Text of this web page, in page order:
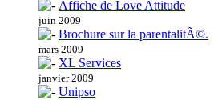
Affiche de Love Attitude
juin 2009
Brochure sur la parentalitÃ©.
mars 2009
XL Services
janvier 2009
Unipso